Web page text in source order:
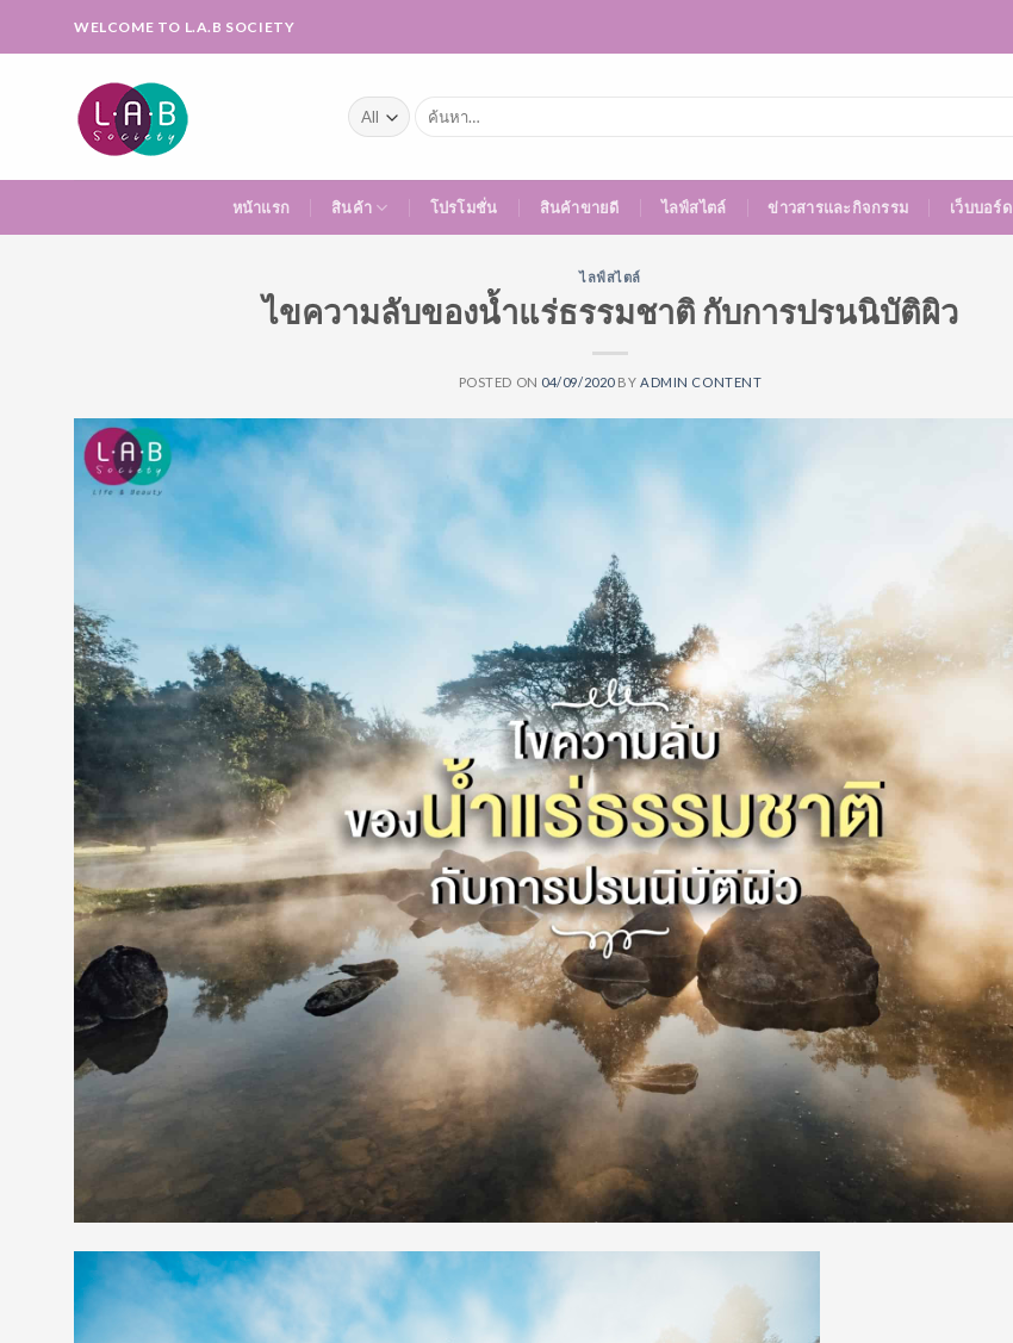
WELCOME TO L.A.B SOCIETY
ค้นหา:
หน้าแรก สินค้า โปรโมชั่น สินค้าขายดี ไลฟ์สไตล์ ข่าวสารและกิจกรรม เว็บบอร์ด
ไลฟ์สไตล์
ไขความลับของน้ำแร่ธรรมชาติ กับการปรนนิบัติผิว
POSTED ON 04/09/2020BY ADMIN CONTENT